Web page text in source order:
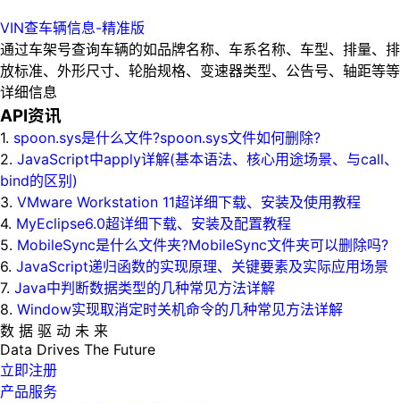
VIN查车辆信息-精准版
通过车架号查询车辆的如品牌名称、车系名称、车型、排量、排
放标准、外形尺寸、轮胎规格、变速器类型、公告号、轴距等等
详细信息
API资讯
1. spoon.sys是什么文件?spoon.sys文件如何删除?
2. JavaScript中apply详解(基本语法、核心用途场景、与call、
bind的区别)
3. VMware Workstation 11超详细下载、安装及使用教程
4. MyEclipse6.0超详细下载、安装及配置教程
5. MobileSync是什么文件夹?MobileSync文件夹可以删除吗?
6. JavaScript递归函数的实现原理、关键要素及实际应用场景
7. Java中判断数据类型的几种常见方法详解
8. Window实现取消定时关机命令的几种常见方法详解
数 据 驱 动 未 来
Data Drives The Future
立即注册
产品服务